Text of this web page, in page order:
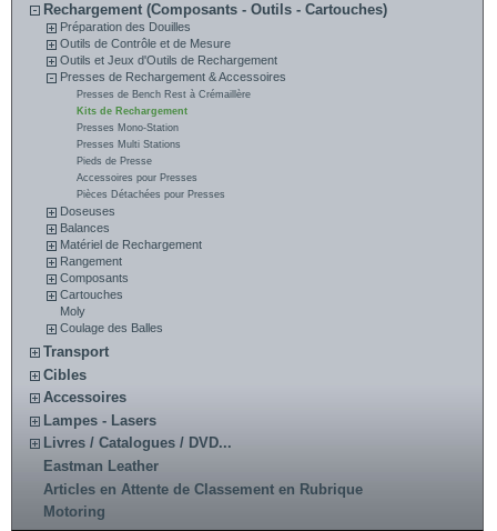
Rechargement (Composants - Outils - Cartouches)
Préparation des Douilles
Outils de Contrôle et de Mesure
Outils et Jeux d'Outils de Rechargement
Presses de Rechargement & Accessoires
Presses de Bench Rest à Crémaillère
Kits de Rechargement
Presses Mono-Station
Presses Multi Stations
Pieds de Presse
Accessoires pour Presses
Pièces Détachées pour Presses
Doseuses
Balances
Matériel de Rechargement
Rangement
Composants
Cartouches
Moly
Coulage des Balles
Transport
Cibles
Accessoires
Lampes - Lasers
Livres / Catalogues / DVD...
Eastman Leather
Articles en Attente de Classement en Rubrique
Motoring